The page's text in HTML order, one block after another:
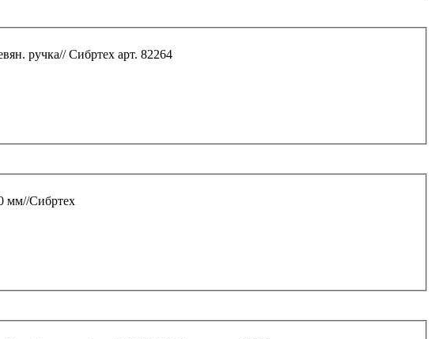
ручка// Сибртех арт. 82264
мм//Сибртех